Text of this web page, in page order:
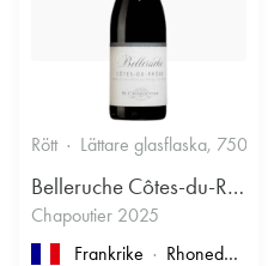
Rött Lättare glasflaska, 750ml
Belleruche Côtes-du-Rhône
Chapoutier 2025
Frankrike
Rhonedalen